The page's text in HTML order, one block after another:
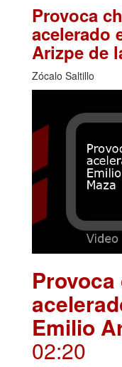
Provoca
acelerado
Arizpe de
Zócalo Saltillo
Emilio
02:20